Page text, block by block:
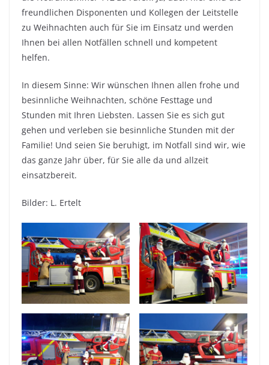
freundlichen Disponenten und Kollegen der Leitstelle
zu Weihnachten auch für Sie im Einsatz und werden
Ihnen bei allen Notfällen schnell und kompetent
helfen.
In diesem Sinne: Wir wünschen Ihnen allen frohe und
besinnliche Weihnachten, schöne Festtage und
Stunden mit Ihren Liebsten. Lassen Sie es sich gut
gehen und verleben sie besinnliche Stunden mit der
Familie! Und seien Sie beruhigt, im Notfall sind wir, wie
das ganze Jahr über, für Sie alle da und allzeit
einsatzbereit.
Bilder: L. Ertelt